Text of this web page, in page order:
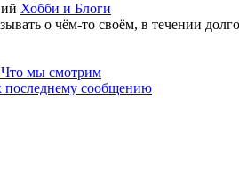
Хобби и Блоги
о чём-то своём, в течении
Что мы смотрим
последнему сообщению